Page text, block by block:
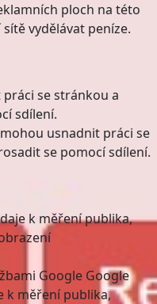
ploch na této
vydělávat peníze.
se stránkou a
sdílení.
usnadnit práci se
se pomocí sdílení.
k měření publika,
Google Google
k měření publika,